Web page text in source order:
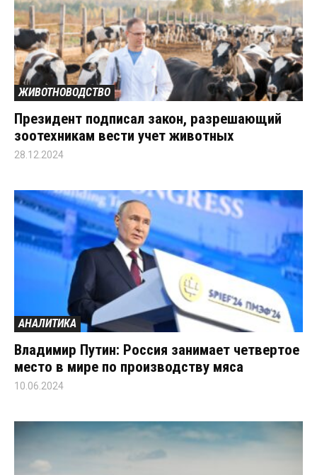
ЖИВОТНОВОДСТВО
Президент подписал закон, разрешающий
зоотехникам вести учет животных
28.12.2024
АНАЛИТИКА
Владимир Путин: Россия занимает четвертое
место в мире по производству мяса
10.06.2024